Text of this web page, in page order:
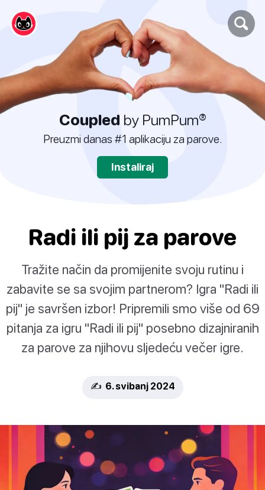
Coupled by PumPum®
Preuzmi danas #1 aplikaciju za parove.
Instaliraj
Radi ili pij za parove
Tražite način da promijenite svoju rutinu i
zabavite se sa svojim partnerom? Igra "Radi ili
pij" je savršen izbor! Pripremili smo više od 69
pitanja za igru "Radi ili pij" posebno dizajniranih
za parove za njihovu sljedeću večer igre.
✍️ 6. svibanj 2024